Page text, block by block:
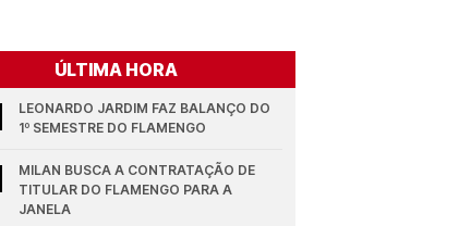
ÚLTIMA HORA
LEONARDO JARDIM FAZ BALANÇO DO
1º SEMESTRE DO FLAMENGO
MILAN BUSCA A CONTRATAÇÃO DE
TITULAR DO FLAMENGO PARA A
JANELA